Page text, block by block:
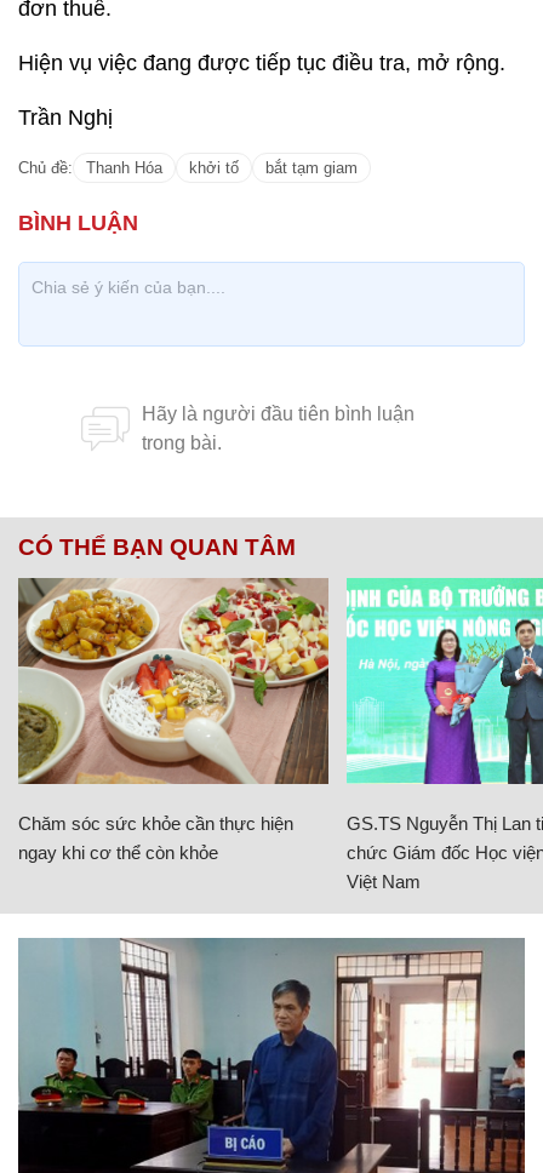
đơn thuế.
Hiện vụ việc đang được tiếp tục điều tra, mở rộng.
Trần Nghị
Chủ đề: Thanh Hóa khởi tố bắt tạm giam
CÓ THỂ BẠN QUAN TÂM
Chăm sóc sức khỏe cần thực hiện
ngay khi cơ thể còn khỏe
GS.TS Nguyễn Thị Lan
chức Giám đốc Học
Việt Nam